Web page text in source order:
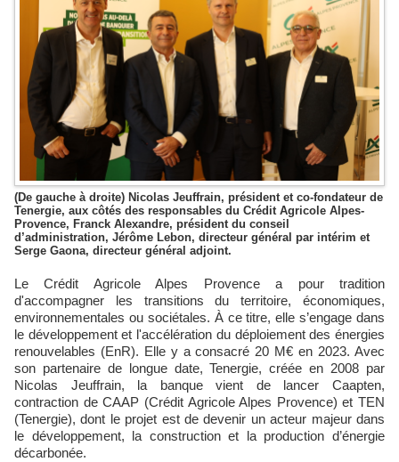
(De gauche à droite) Nicolas Jeuffrain, président et co-fondateur de
Tenergie, aux côtés des responsables du Crédit Agricole Alpes-
Provence, Franck Alexandre, président du conseil
d’administration, Jérôme Lebon, directeur général par intérim et
Serge Gaona, directeur général adjoint.
Le Crédit Agricole Alpes Provence a pour tradition
d'accompagner les transitions du territoire, économiques,
environnementales ou sociétales. À ce titre, elle s’engage dans
le développement et l'accélération du déploiement des énergies
renouvelables (EnR). Elle y a consacré 20 M€ en 2023. Avec
son partenaire de longue date, Tenergie, créée en 2008 par
Nicolas Jeuffrain, la banque vient de lancer Caapten,
contraction de CAAP (Crédit Agricole Alpes Provence) et TEN
(Tenergie), dont le projet est de devenir un acteur majeur dans
le développement, la construction et la production d’énergie
décarbonée.